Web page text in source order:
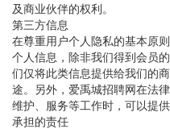
及商业伙伴的权利。
第三方信息
在尊重用户个人隐私的基本原
个人信息，除非我们得到会员
们仅将此类信息提供给我们的
途。另外，爱禹城招聘网在法
维护、服务等工作时，可以提供
承担的责任